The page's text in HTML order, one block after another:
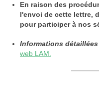
En raison des
l'envoi de cette lettre,
pour participer à nos
Informations
web LAM.